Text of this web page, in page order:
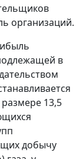
организаций.
в
13,5
добычу